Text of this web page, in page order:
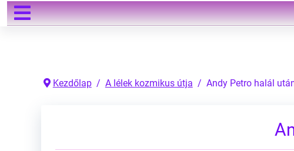
Kezdőlap A lélek kozmikus útja Andy Petro halál